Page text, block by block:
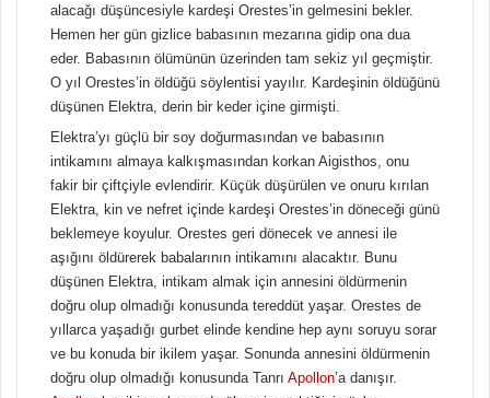
alacağı düşüncesiyle kardeşi Orestes’in gelmesini bekler.
Hemen her gün gizlice babasının mezarına gidip ona dua
eder. Babasının ölümünün üzerinden tam sekiz yıl geçmiştir.
O yıl Orestes’in öldüğü söylentisi yayılır. Kardeşinin öldüğünü
düşünen Elektra, derin bir keder içine girmişti.
Elektra’yı güçlü bir soy doğurmasından ve babasının
intikamını almaya kalkışmasından korkan Aigisthos, onu
fakir bir çiftçiyle evlendirir. Küçük düşürülen ve onuru kırılan
Elektra, kin ve nefret içinde kardeşi Orestes’in döneceği günü
beklemeye koyulur. Orestes geri dönecek ve annesi ile
aşığını öldürerek babalarının intikamını alacaktır. Bunu
düşünen Elektra, intikam almak için annesini öldürmenin
doğru olup olmadığı konusunda tereddüt yaşar. Orestes de
yıllarca yaşadığı gurbet elinde kendine hep aynı soruyu sorar
ve bu konuda bir ikilem yaşar. Sonunda annesini öldürmenin
doğru olup olmadığı konusunda Tanrı Apollon’a danışır.